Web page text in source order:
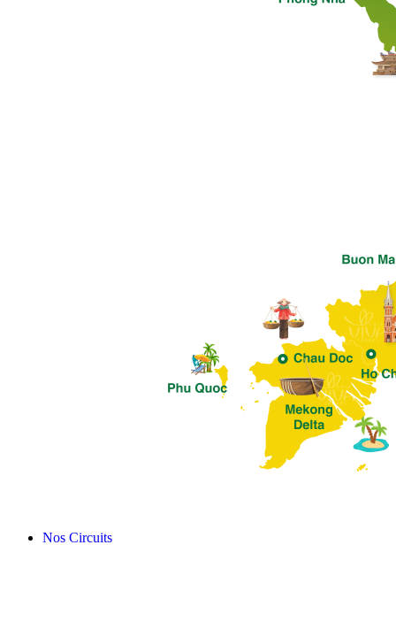
Nos Circuits